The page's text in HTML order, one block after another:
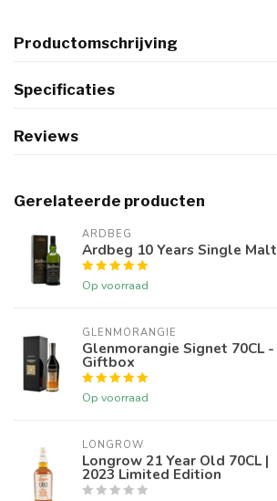
Productomschrijving
Specificaties
Reviews
Gerelateerde producten
ARDBEG
Ardbeg 10 Years Single Malt
Op voorraad
GLENMORANGIE
Glenmorangie Signet 70CL -
Giftbox
Op voorraad
LONGROW
Longrow 21 Year Old 70CL |
2023 Limited Edition